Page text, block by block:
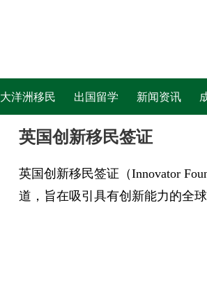
大洋洲移民 出国留学 新闻资讯
英国创新移民签证
英国创新移民签证（Innovator
道，旨在吸引具有创新能力的全